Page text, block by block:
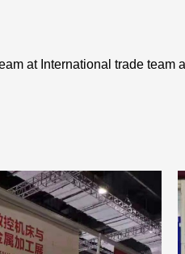
at International trade